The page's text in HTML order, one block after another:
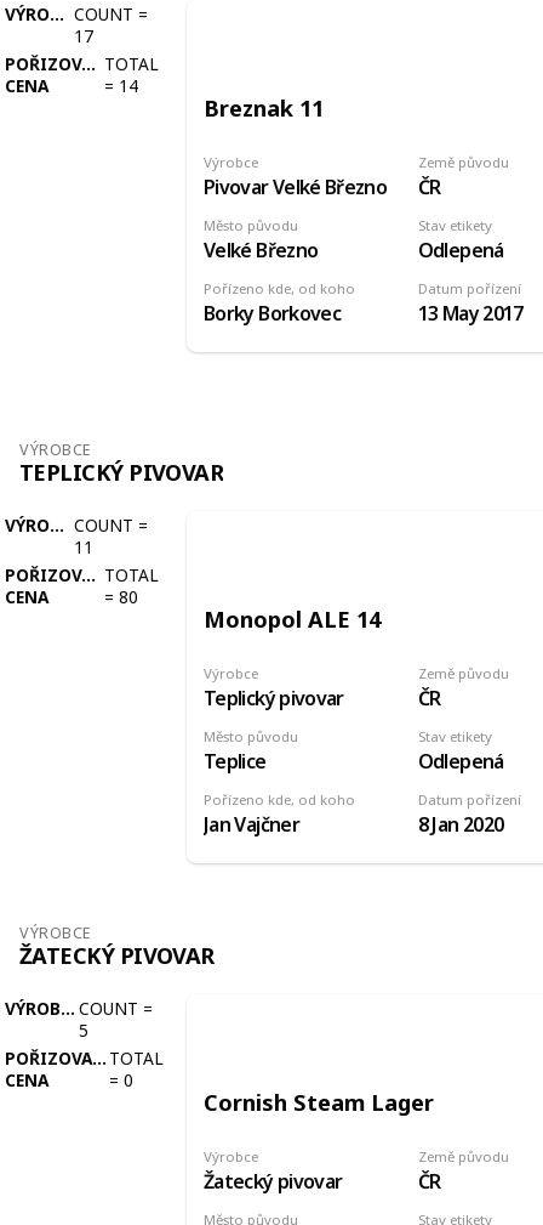
VÝROBCE COUNT =
17
POŘIZOVACÍ
CENA
TOTAL
= 14
Breznak 11
Výrobce
Pivovar Velké Březno
Země původu
ČR
Pořízeno kde, od koho
Borky Borkovec
Stav etikety
Odlepená
Datum pořízení
13 May 2017
Město původu
Velké Březno
VÝROBCE
TEPLICKÝ PIVOVAR
VÝROBCE COUNT =
11
POŘIZOVACÍ
CENA
TOTAL
=80
Monopol ALE 14
Výrobce
Teplický pivovar
Země původu
ČR
Pořízeno kde, od koho
Jan Vajčner
Stav etikety
Odlepená
Datum pořízení
8 Jan 2020
Město původu
Teplice
VÝROBCE
ŽATECKÝ PIVOVAR
VÝROBCE COUNT =
5
POŘIZOVACÍ
CENA
TOTAL
= 0
Cornish Steam Lager
Výrobce
Žatecký pivovar
Země původu
ČR
Stav etikety
Město původu